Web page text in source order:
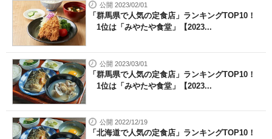
公開 2023/02/01
「群馬県で人気の定食店」ランキングTOP10！
1位は「みやたや食堂」【2023...
公開 2023/03/01
「群馬県で人気の定食店」ランキングTOP10！
1位は「みやたや食堂」【2023...
公開 2022/12/19
「北海道で人気の定食店」ランキングTOP10！